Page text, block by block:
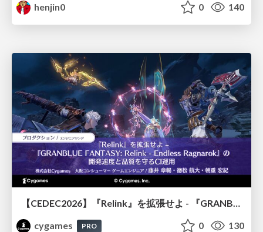
henjin0
0 140
【CEDEC2026】『Relink』を拡張せよ - 『GRANBLUE FANTASY: Relink - Endless Ragnarok』の開発速度と品質を守るCI運用
cygames
PRO 0 130